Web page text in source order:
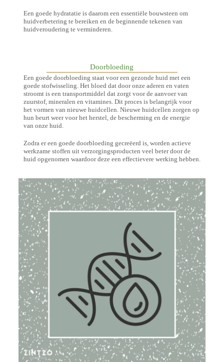
Een goede hydratatie is daarom een essentiële bouwsteen om
huidverbetering te bereiken en de beginnende tekenen van
huidveroudering te verminderen.
Doorbloeding
Een goede doorbloeding staat voor een gezonde huid met een
goede stofwisseling. Het bloed dat door onze aderen en vaten
stroomt is een transportmiddel dat zorgt voor de aanvoer van
zuurstof, mineralen en vitamines. Dit proces is belangrijk voor
het vormen van nieuwe huidcellen. Nieuwe huidcellen zorgen op
hun beurt weer voor het herstel, de bescherming en de energie
van onze huid.
Zodra er een goede doorbloeding gecreëerd is, worden actieve
werkzame stoffen uit verzorgingsproducten veel beter door de
huid opgenomen waardoor deze een effectievere werking hebben.